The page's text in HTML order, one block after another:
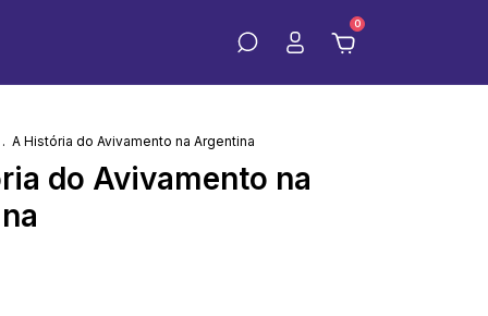
0
. A História do Avivamento na Argentina
do Avivamento na